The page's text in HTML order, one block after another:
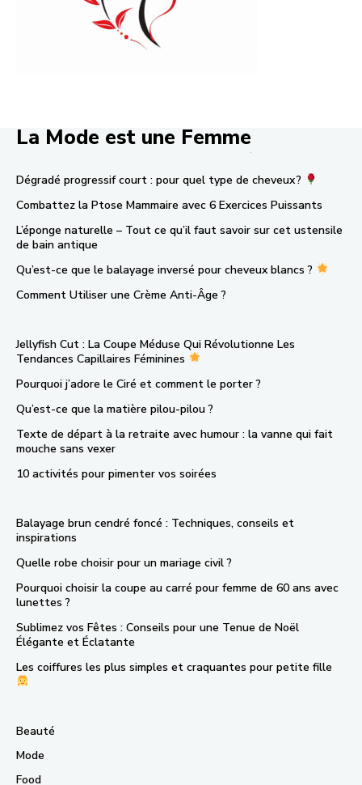
La Mode est une Femme.
Dégradé progressif court : pour quel type de cheveux ?
Combattez la Ptose Mammaire avec 6 Exercices Puissants
L’éponge naturelle – Tout ce qu’il faut savoir sur cet ustensile
de bain antique
Qu’est-ce que le balayage inversé pour cheveux blancs ?
Comment Utiliser une Crème Anti-Âge ?
Jellyfish Cut : La Coupe Méduse Qui Révolutionne Les
Tendances Capillaires Féminines
Pourquoi j’adore le Ciré et comment le porter ?
Qu’est-ce que la matière pilou-pilou ?
Texte de départ à la retraite avec humour : la vanne qui fait
mouche sans vexer
10 activités pour pimenter vos soirées
Balayage brun cendré foncé : Techniques, conseils et
inspirations
Quelle robe choisir pour un mariage civil ?
Pourquoi choisir la coupe au carré pour femme de 60 ans avec
lunettes ?
Sublimez vos Fêtes : Conseils pour une Tenue de Noël
Élégante et Éclatante
Les coiffures les plus simples et craquantes pour petite fille
Beauté
Mode
Food